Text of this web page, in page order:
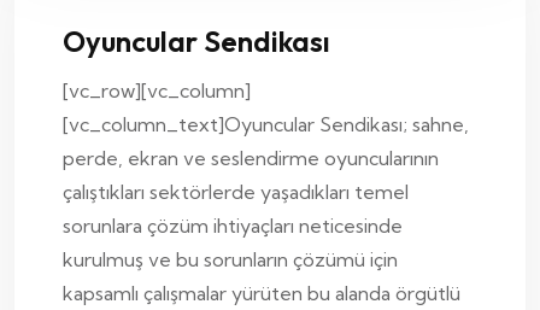
Oyuncular Sendikası
[vc_row][vc_column]
[vc_column_text]Oyuncular Sendikası; sahne,
perde, ekran ve seslendirme oyuncularının
çalıştıkları sektörlerde yaşadıkları temel
sorunlara çözüm ihtiyaçları neticesinde
kurulmuş ve bu sorunların çözümü için
kapsamlı çalışmalar yürüten bu alanda örgütlü